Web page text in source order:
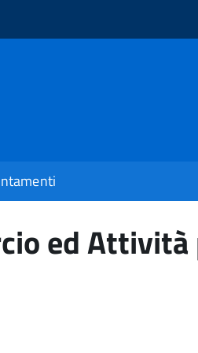
ed